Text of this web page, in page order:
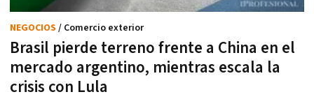
Brasil pierde terreno frente a China en el
mercado argentino, mientras escala la
crisis con Lula
NEGOCIOS / Comercio exterior